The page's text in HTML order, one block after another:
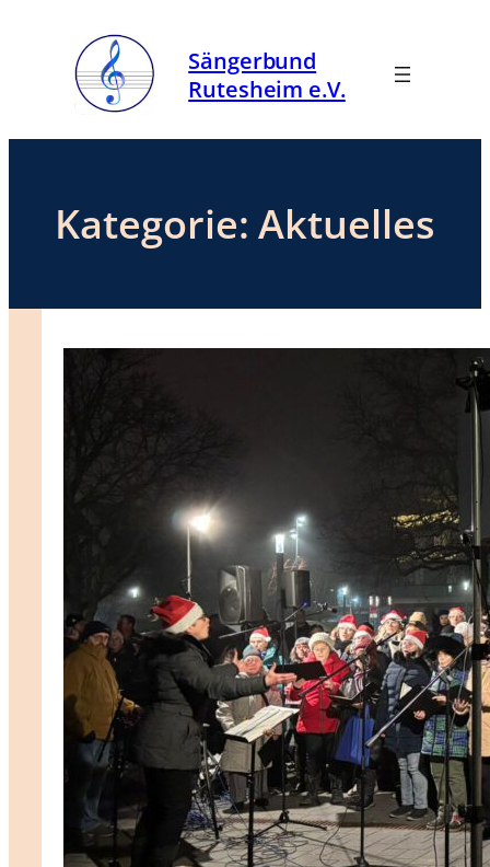
springen
Sängerbund
Rutesheim e.V.
Kategorie:Aktuelles